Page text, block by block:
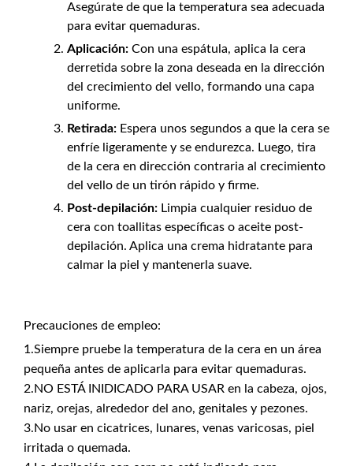
Asegúrate de que la temperatura sea adecuada
para evitar quemaduras.
Aplicación: Con una espátula, aplica la cera
derretida sobre la zona deseada en la dirección
del crecimiento del vello, formando una capa
uniforme.
Retirada: Espera unos segundos a que la cera se
enfríe ligeramente y se endurezca. Luego, tira
de la cera en dirección contraria al crecimiento
del vello de un tirón rápido y firme.
Post-depilación: Limpia cualquier residuo de
cera con toallitas específicas o aceite post-
depilación. Aplica una crema hidratante para
calmar la piel y mantenerla suave.
Precauciones de empleo:
1.Siempre pruebe la temperatura de la cera en un área
pequeña antes de aplicarla para evitar quemaduras.
2.NO ESTÁ INIDICADO PARA USAR en la cabeza, ojos,
nariz, orejas, alrededor del ano, genitales y pezones.
3.No usar en cicatrices, lunares, venas varicosas, piel
irritada o quemada.